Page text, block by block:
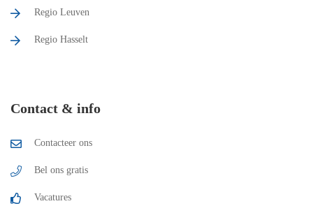
Regio Leuven
Regio Hasselt
Contact & info
Contacteer ons
Bel ons gratis
Vacatures